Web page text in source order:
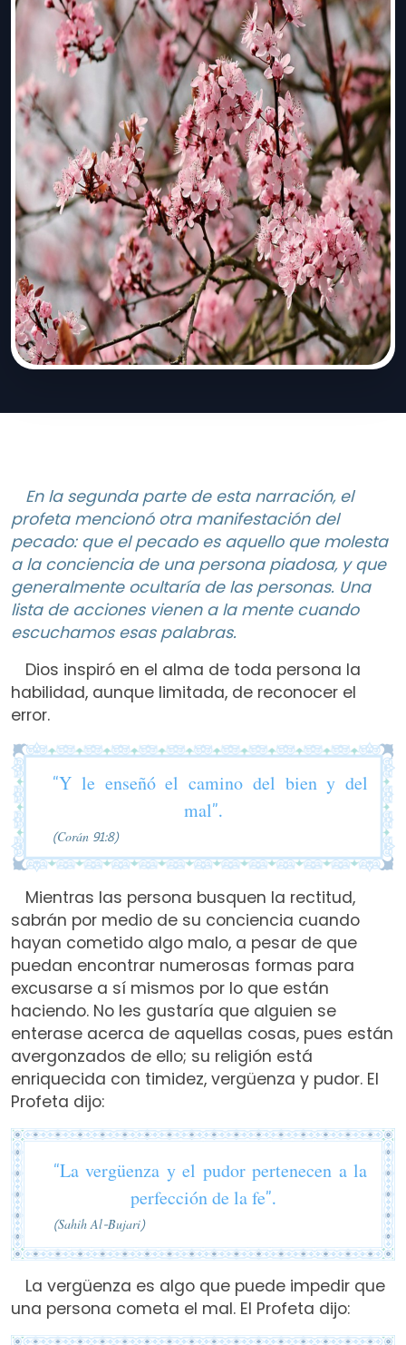
En la segunda parte de esta narración, el
profeta mencionó otra manifestación del
pecado: que el pecado es aquello que molesta
a la conciencia de una persona piadosa, y que
generalmente ocultaría de las personas. Una
lista de acciones vienen a la mente cuando
escuchamos esas palabras.
Dios inspiró en el alma de toda persona la
habilidad, aunque limitada, de reconocer el
error.
“Y le enseñó el camino del bien y del
mal”.
(Corán 91:8)
Mientras las persona busquen la rectitud,
sabrán por medio de su conciencia cuando
hayan cometido algo malo, a pesar de que
puedan encontrar numerosas formas para
excusarse a sí mismos por lo que están
haciendo. No les gustaría que alguien se
enterase acerca de aquellas cosas, pues están
avergonzados de ello; su religión está
enriquecida con timidez, vergüenza y pudor. El
Profeta dijo:
“La vergüenza y el pudor pertenecen a la
perfección de la fe”.
(Sahih Al-Bujari)
La vergüenza es algo que puede impedir que
una persona cometa el mal. El Profeta dijo: